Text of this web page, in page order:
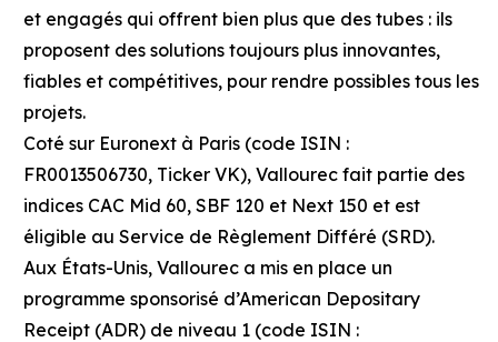
et engagés qui offrent bien plus que des tubes : ils
proposent des solutions toujours plus innovantes,
fiables et compétitives, pour rendre possibles tous les
projets.
Coté sur Euronext à Paris (code ISIN :
FR0013506730, Ticker VK), Vallourec fait partie des
indices CAC Mid 60, SBF 120 et Next 150 et est
éligible au Service de Règlement Différé (SRD).
Aux États-Unis, Vallourec a mis en place un
programme sponsorisé d’American Depositary
Receipt (ADR) de niveau 1 (code ISIN :